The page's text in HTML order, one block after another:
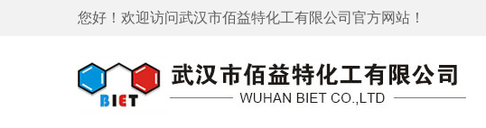
您好！欢迎访问武汉市佰益特化工有限公司 官方网站！